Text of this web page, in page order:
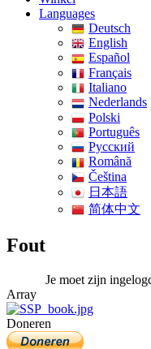
Languages
Deutsch
English
Español
Français
Italiano
Nederlands
Polski
Português
Pусский
Română
Čeština
日本語
简体中文
Fout
Je moet zijn
Array
Doneren